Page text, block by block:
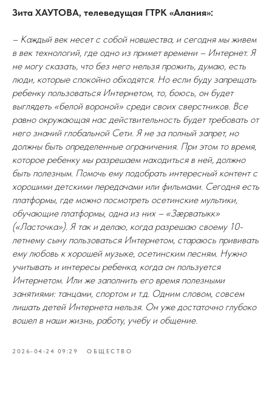
Зита ХАУТОВА, телеведущая ГТРК «Алания»:
– Каждый век несет с собой новшества, и сегодня мы живем
в век технологий, где одно из примет времени – Интернет. Я
не могу сказать, что без него нельзя прожить, думаю, есть
люди, которые спокойно обходятся. Но если буду запрещать
ребенку пользоваться Интернетом, то, боюсь, он будет
выглядеть «белой вороной» среди своих сверстников. Все
равно окружающая нас действительность будет требовать от
него знаний глобальной Сети. Я не за полный запрет, но
должны быть определенные ограничения. При этом то время,
которое ребенку мы разрешаем находиться в ней, должно
быть полезным. Помочь ему подобрать интересный контент с
хорошими детскими передачами или фильмами. Сегодня есть
платформы, где можно посмотреть осетинские мультики,
обучающие платформы, одна из них – «Зæрватыкк»
(«Ласточка»). Я так и делаю, когда разрешаю своему 10-
летнему сыну пользоваться Интернетом, стараюсь прививать
ему любовь к хорошей музыке, осетинским песням. Нужно
учитывать и интересы ребенка, когда он пользуется
Интернетом. Или же заполнить его время полезными
занятиями: танцами, спортом и т.д. Одним словом, совсем
лишать детей Интернета нельзя. Он уже достаточно глубоко
вошел в наши жизнь, работу, учебу и общение.
2026-04-24 09:29 ОБЩЕСТВО